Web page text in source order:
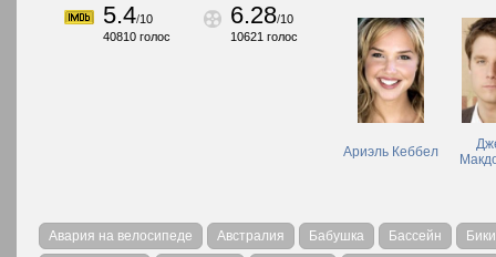
5.4/10
40810 голос
6.28/10
10621 голос
Ариэль Кеббел
Авария на велосипеде Австралия Бабушка Бассейн